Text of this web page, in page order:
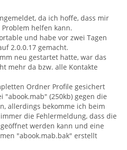
da ich hoffe, dass mir
helfen kann.
und habe vor zwei Tagen
2.0.0.17 gemacht.
neu gestartet hatte, war das
mehr da bzw. alle Kontakte
Ordner Profile gesichert
"abook.mab" (250kb) gegen die
allerdings bekomme ich beim
die Fehlermeldung, dass die
werden kann und eine
"abook.mab.bak" erstellt